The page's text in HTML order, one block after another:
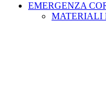
EMERGENZA
MATERIALI